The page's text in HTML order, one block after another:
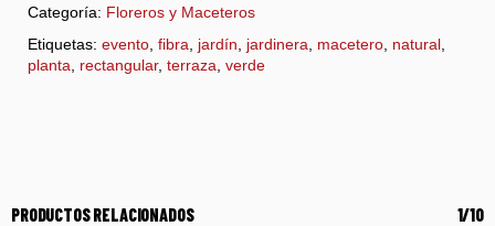
Categoría: Floreros y Maceteros
Etiquetas: evento fibra jardín jardinera macetero natural
planta
rectangular, terraza verde
PRODUCTOS RELACIONADOS 1/10